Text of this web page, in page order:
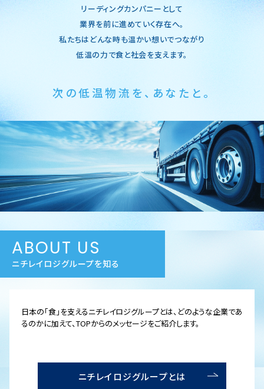
リーディングカンパニーとして
業界を前に進めていく存在へ。
私たちはどんな時も温かい想いでつながり
低温の力で食と社会を支えます。
次の低温物流を、あなたと。
ABOUT US
ニチレイロジグループを知る
日本の「食」を支えるニチレイロジグループとは、どのような企業であ
るのかに加えて、TOPからのメッセージをご紹介します。
ニチレイロジグループとは